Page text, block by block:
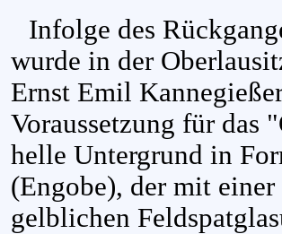
Infolge des
wurde in der
Ernst Emil
Voraussetzung für das
helle Untergrund in
(Engobe), der mit
gelblichen